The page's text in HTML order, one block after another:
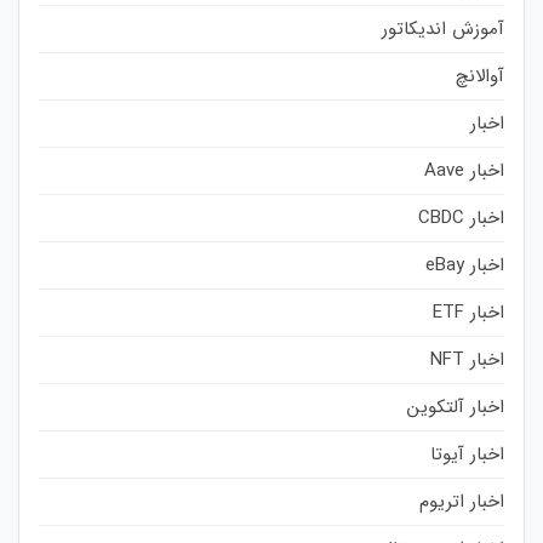
آموزش اندیکاتور
آوالانچ
اخبار
اخبار Aave
اخبار CBDC
اخبار eBay
اخبار ETF
اخبار NFT
اخبار آلتکوین
اخبار آیوتا
اخبار اتریوم